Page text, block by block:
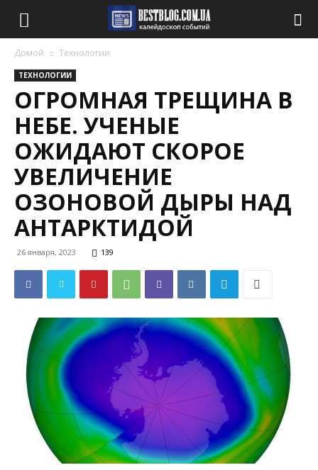
Домой Технологии
ТЕХНОЛОГИИ
ОГРОМНАЯ ТРЕЩИНА В
НЕБЕ. УЧЕНЫЕ
ОЖИДАЮТ СКОРОЕ
УВЕЛИЧЕНИЕ
ОЗОНОВОЙ ДЫРЫ НАД
АНТАРКТИДОЙ
26 января, 2023 139